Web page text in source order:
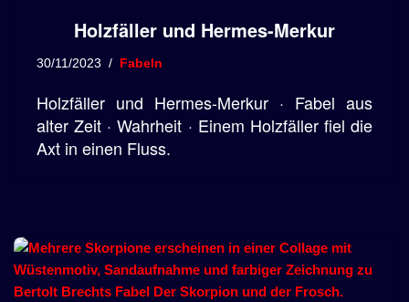
Holzfäller und Hermes-Merkur
30/11/2023 Fabeln
Holzfäller und Hermes-Merkur · Fabel aus
alter Zeit · Wahrheit · Einem Holzfäller fiel die
Axt in einen Fluss.